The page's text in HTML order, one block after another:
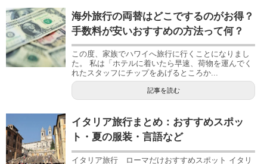
海外旅行の両替はどこでするのがお得？
手数料が安いおすすめの方法って何？
この度、家族でハワイへ旅行に行くことになりまし
た。 私は「ホテルに着いたら早速、荷物を運んでく
れたスタッフにチップをあげるところか...
記事を読む
イタリア旅行まとめ：おすすめスポッ
ト・夏の服装・言語など
イタリア旅行 ローマだけおすすめスポット イタリ